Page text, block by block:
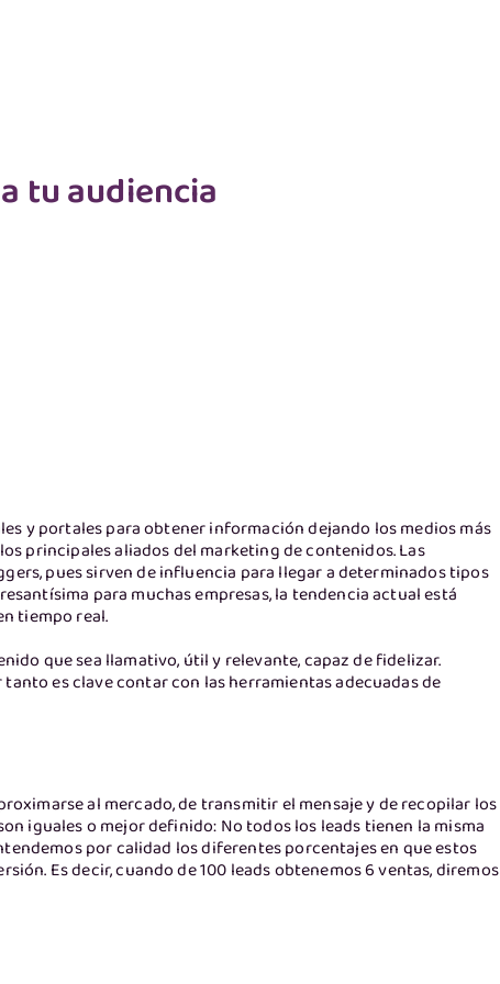
tu audiencia
y portales para obtener información dejando los medios más
principales aliados del marketing de contenidos. Las
pues sirven de influencia para llegar a determinados tipos
para muchas empresas, la tendencia actual está
tiempo real.
que sea llamativo, útil y relevante, capaz de fidelizar.
es clave contar con las herramientas adecuadas de
al mercado, de transmitir el mensaje y de recopilar los
iguales o mejor definido: No todos los leads tienen la misma
por calidad los diferentes porcentajes en que estos
Es decir, cuando de 100 leads obtenemos 6 ventas, diremos